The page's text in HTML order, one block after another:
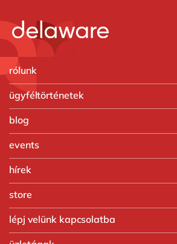
rólunk
ügyféltörténetek
blog
events
hírek
store
lépj velünk kapcsolatba